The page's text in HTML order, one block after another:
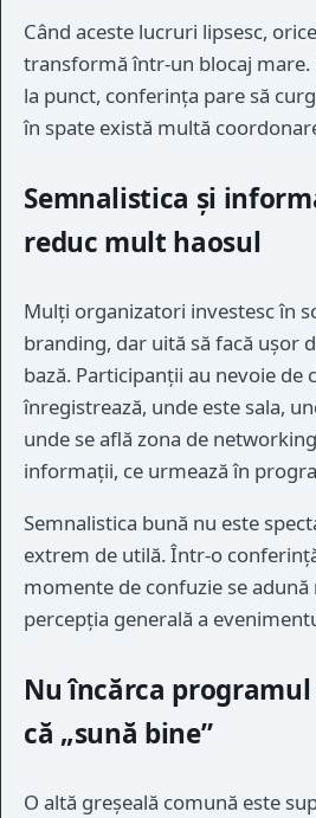
Când aceste lucruri lipsesc,
transformă într-un blocaj mare.
la punct, conferința pare să
în spate există multă
Semnalistica și
reduc mult haosul
Mulți organizatori investesc în
branding, dar uită să facă ușor
bază. Participanții au nevoie de
înregistrează, unde este sala,
unde se află zona de
informații, ce urmează în
Semnalistica bună nu este
extrem de utilă. Într-o
momente de confuzie se adună
percepția generală a
Nu încărca
că „sună bine”
O altă greșeală comună este